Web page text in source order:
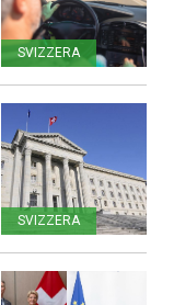
SVIZZERA
SVIZZERA